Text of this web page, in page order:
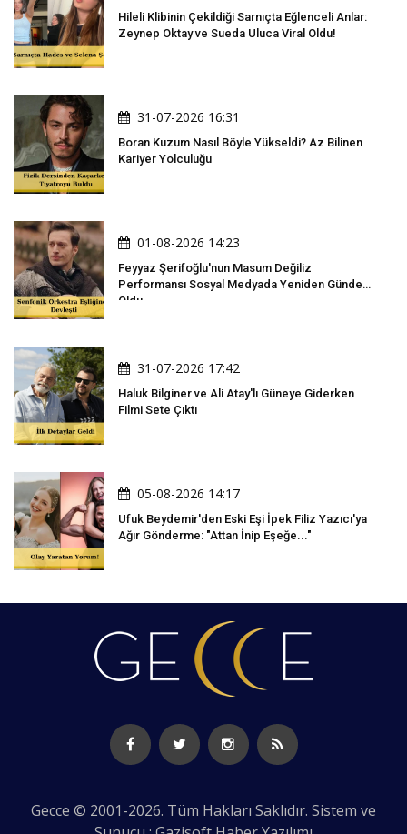
Hileli Klibinin Çekildiği Sarnıçta Eğlenceli Anlar:
Zeynep Oktay ve Sueda Uluca Viral Oldu!
31-07-2026 16:31
Boran Kuzum Nasıl Böyle Yükseldi? Az Bilinen
Kariyer Yolculuğu
01-08-2026 14:23
Feyyaz Şerifoğlu'nun Masum Değiliz
Performansı Sosyal Medyada Yeniden Gündem
Oldu
31-07-2026 17:42
Haluk Bilginer ve Ali Atay'lı Güneye Giderken
Filmi Sete Çıktı
05-08-2026 14:17
Ufuk Beydemir'den Eski Eşi İpek Filiz Yazıcı'ya
Ağır Gönderme: "Attan İnip Eşeğe..."
Gecce © 2001-2026. Tüm Hakları Saklıdır. Sistem ve